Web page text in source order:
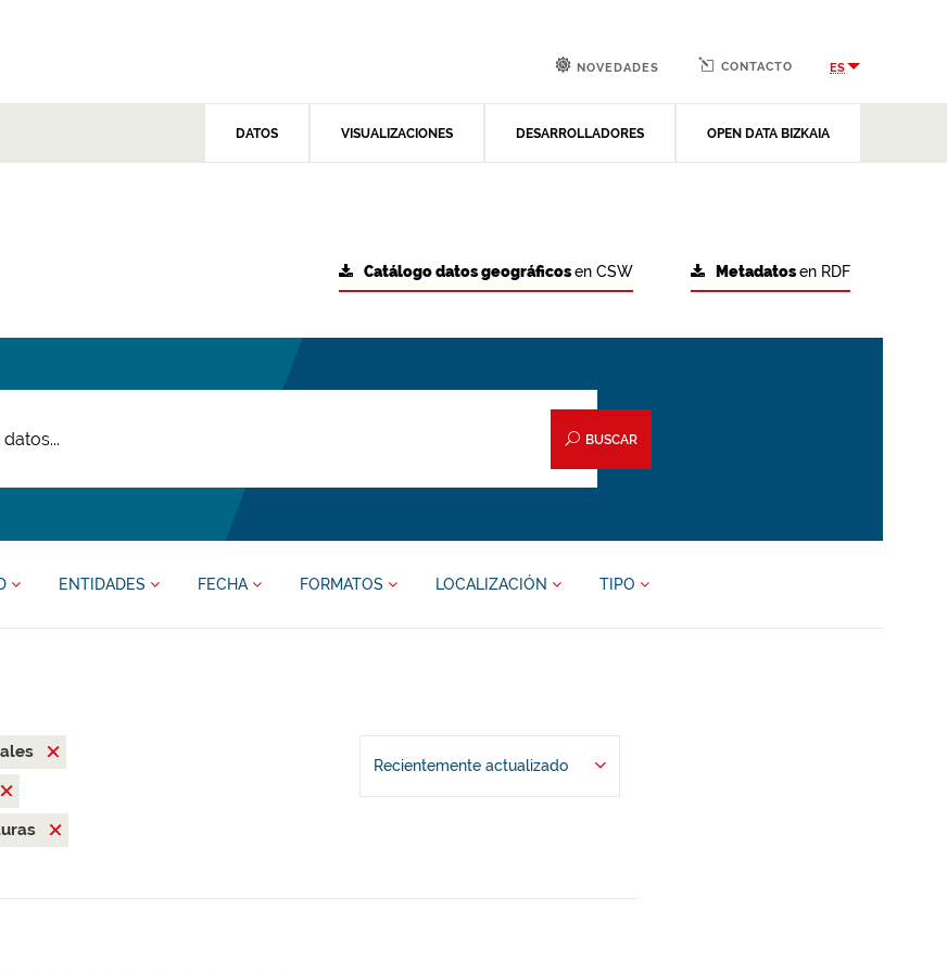
DATOS VISUALIZACIONES DESARROLLADORES OPEN DATA BIZKAIA
NOVEDADES CONTACTO ES
Metadatosen RDF
Catálogo datos geográficosen CSW
BUSCAR
ENTIDADES FECHA FORMATOS LOCALIZACIÓN TIPO
Recientemente actualizado